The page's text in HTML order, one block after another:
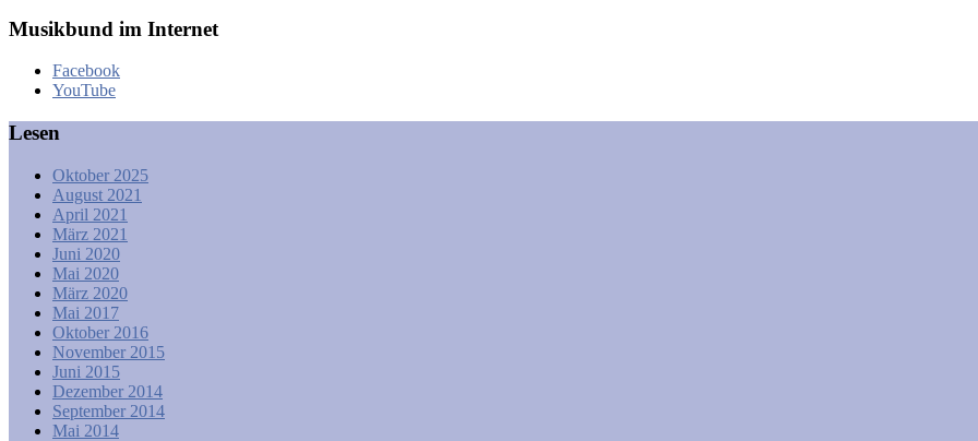
Musikbund im Internet
Facebook
YouTube
Lesen
Oktober 2025
August 2021
April 2021
März 2021
Juni 2020
Mai 2020
März 2020
Mai 2017
Oktober 2016
November 2015
Juni 2015
Dezember 2014
September 2014
Mai 2014